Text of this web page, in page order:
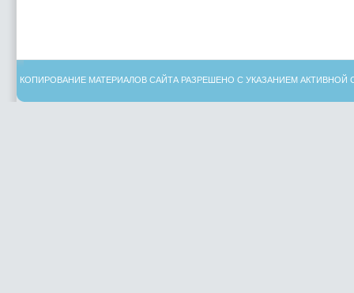
КОПИРОВАНИЕ МАТЕРИАЛОВ САЙТА РАЗРЕШЕНО С УКАЗАНИЕМ АКТИВНОЙ